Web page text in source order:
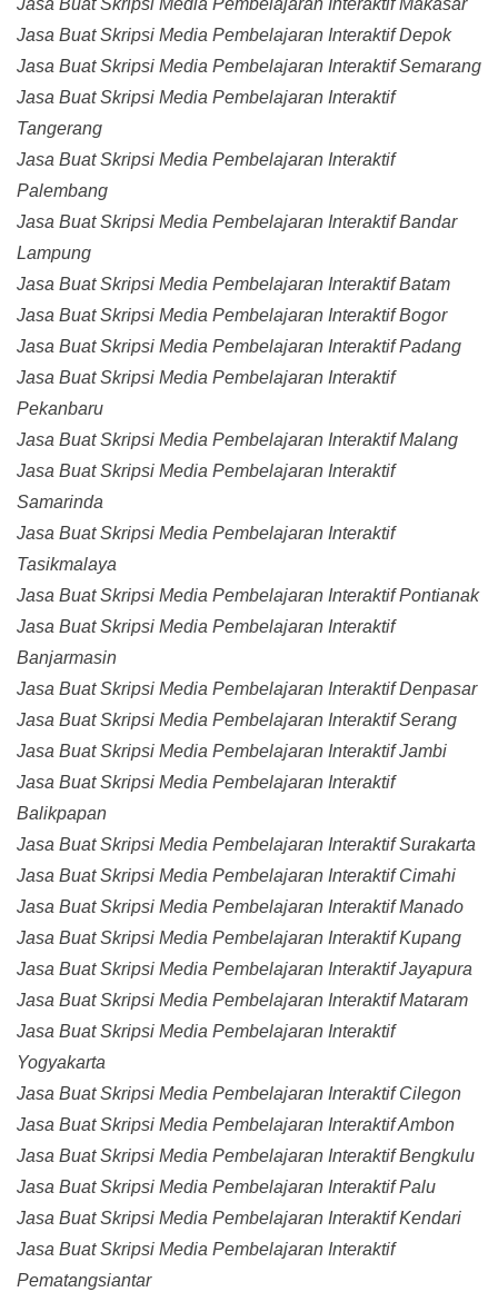
Jasa Buat Skripsi Media Pembelajaran Interaktif Makasar
Jasa Buat Skripsi Media Pembelajaran Interaktif Depok
Jasa Buat Skripsi Media Pembelajaran Interaktif Semarang
Jasa Buat Skripsi Media Pembelajaran Interaktif
Tangerang
Jasa Buat Skripsi Media Pembelajaran Interaktif
Palembang
Jasa Buat Skripsi Media Pembelajaran Interaktif Bandar
Lampung
Jasa Buat Skripsi Media Pembelajaran Interaktif Batam
Jasa Buat Skripsi Media Pembelajaran Interaktif Bogor
Jasa Buat Skripsi Media Pembelajaran Interaktif Padang
Jasa Buat Skripsi Media Pembelajaran Interaktif
Pekanbaru
Jasa Buat Skripsi Media Pembelajaran Interaktif Malang
Jasa Buat Skripsi Media Pembelajaran Interaktif
Samarinda
Jasa Buat Skripsi Media Pembelajaran Interaktif
Tasikmalaya
Jasa Buat Skripsi Media Pembelajaran Interaktif Pontianak
Jasa Buat Skripsi Media Pembelajaran Interaktif
Banjarmasin
Jasa Buat Skripsi Media Pembelajaran Interaktif Denpasar
Jasa Buat Skripsi Media Pembelajaran Interaktif Serang
Jasa Buat Skripsi Media Pembelajaran Interaktif Jambi
Jasa Buat Skripsi Media Pembelajaran Interaktif
Balikpapan
Jasa Buat Skripsi Media Pembelajaran Interaktif Surakarta
Jasa Buat Skripsi Media Pembelajaran Interaktif Cimahi
Jasa Buat Skripsi Media Pembelajaran Interaktif Manado
Jasa Buat Skripsi Media Pembelajaran Interaktif Kupang
Jasa Buat Skripsi Media Pembelajaran Interaktif Jayapura
Jasa Buat Skripsi Media Pembelajaran Interaktif Mataram
Jasa Buat Skripsi Media Pembelajaran Interaktif
Yogyakarta
Jasa Buat Skripsi Media Pembelajaran Interaktif Cilegon
Jasa Buat Skripsi Media Pembelajaran Interaktif Ambon
Jasa Buat Skripsi Media Pembelajaran Interaktif Bengkulu
Jasa Buat Skripsi Media Pembelajaran Interaktif Palu
Jasa Buat Skripsi Media Pembelajaran Interaktif Kendari
Jasa Buat Skripsi Media Pembelajaran Interaktif
Pematangsiantar